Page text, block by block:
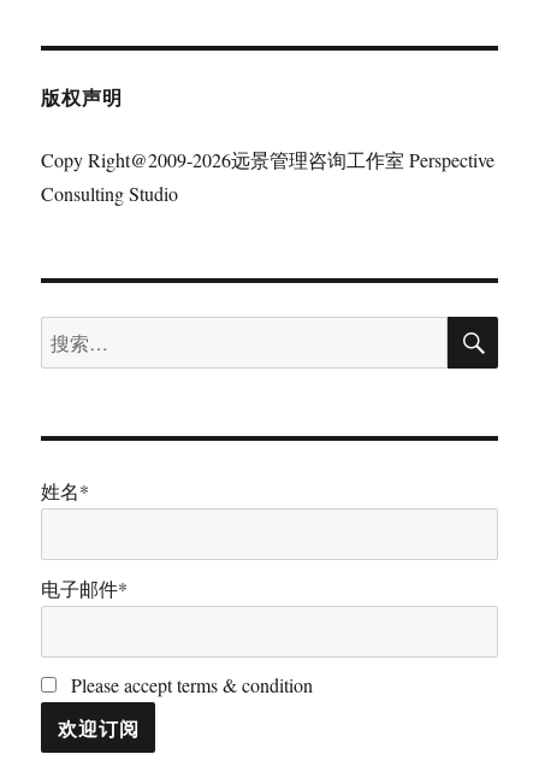
版权声明
Copy Right@2009-2026远景管理咨询工作室 Perspective
Consulting Studio
搜
索：
搜
姓名*
电子邮件*
Please accept terms & condition